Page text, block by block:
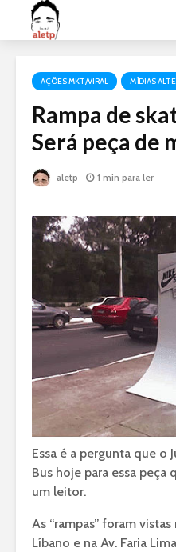
AÇÕES MKT/VIRAL MÍDIAS
Rampa de
Será peça de
aletp 1 min para ler
Essa é a pergunta que o
Bus hoje para essa peça
um leitor.
As “rampas” foram
Líbano e na Av. Faria